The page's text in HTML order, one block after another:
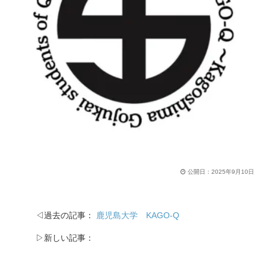
公開日： 2025年9月10日
◁過去の記事： 鹿児島大学 KAGO-Q
▷新しい記事：